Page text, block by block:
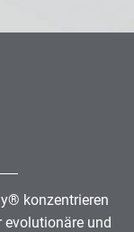
konzentrieren
und